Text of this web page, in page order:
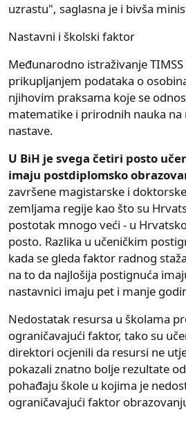
uzrastu", saglasna je i bivša
Nastavni i školski faktor
Međunarodno istraživanje
prikupljanjem podataka o
njihovim praksama koje se
matematike i prirodnih nauka na
nastave.
U BiH je svega četiri posto
imaju postdiplomsko
završene magistarske i
zemljama regije kao što su
postotak mnogo veći - u
posto. Razlika u učeničkim
kada se gleda faktor radnog
na to da najlošija postignuća
nastavnici imaju pet i manje
Nedostatak resursa u školama
ograničavajući faktor, tako su
direktori ocjenili da resursi ne
pokazali znatno bolje rezultate
pohađaju škole u kojima je
ograničavajući faktor